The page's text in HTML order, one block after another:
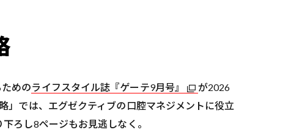
めのライフスタイル誌『ゲーテ9月号』
が2026
」では、エグゼクティブの口腔マネジメントに役立
ろし8ページもお見逃しなく。